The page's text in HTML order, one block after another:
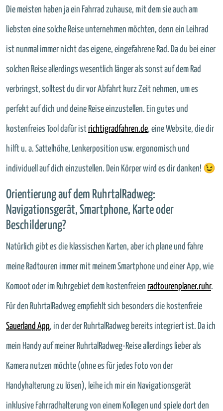
Die meisten haben ja ein Fahrrad zuhause, mit dem sie auch am
liebsten eine solche Reise unternehmen möchten, denn ein Leihrad
ist nunmal immer nicht das eigene, eingefahrene Rad. Da du bei einer
solchen Reise allerdings wesentlich länger als sonst auf dem Rad
verbringst, solltest du dir vor Abfahrt kurz Zeit nehmen, um es
perfekt auf dich und deine Reise einzustellen. Ein gutes und
kostenfreies Tool dafür istrichtigradfahren.de, eine Website, die dir
hilft u. a. Sattelhöhe, Lenkerposition usw. ergonomisch und
individuell auf dich einzustellen. Dein Körper wird es dir danken! 😉
Orientierung auf dem RuhrtalRadweg:
Navigationsgerät, Smartphone, Karte oder
Beschilderung?
Natürlich gibt es die klassischen Karten, aber ich plane und fahre
meine Radtouren immer mit meinem Smartphone und einer App, wie
Komoot oder im Ruhrgebiet dem kostenfreien radtourenplaner.ruhr.
Für den RuhrtalRadweg empfiehlt sich besonders die kostenfreie
Sauerland App, in der der RuhrtalRadweg bereits integriert ist. Da ich
mein Handy auf meiner RuhrtalRadweg-Reise allerdings lieber als
Kamera nutzen möchte (ohne es für jedes Foto von der
Handyhalterung zu lösen), leihe ich mir ein Navigationsgerät
inklusive Fahrradhalterung von einem Kollegen und spiele dort den